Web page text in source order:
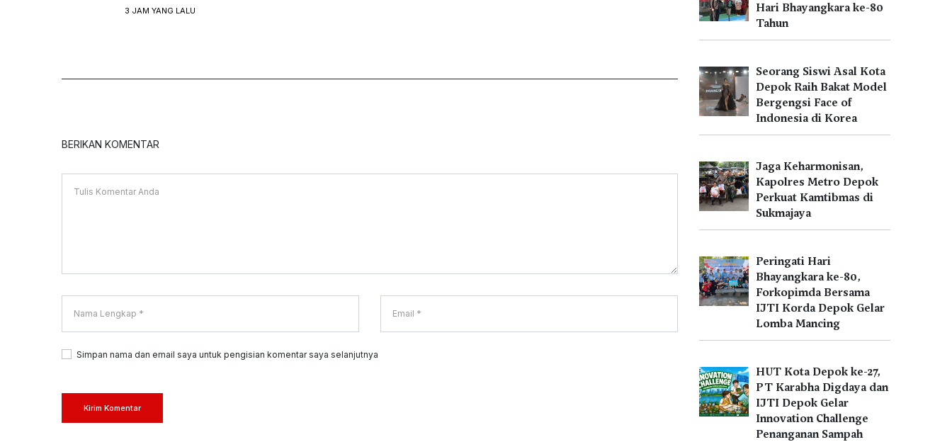
3 JAM YANG LALU
BERIKAN KOMENTAR
Simpan nama dan email saya untuk pengisian komentar saya selanjutnya
Kirim Komentar
Hari Bhayangkara ke-80
Tahun
Seorang Siswi Asal Kota
Depok Raih Bakat Model
Bergengsi Face of
Indonesia di Korea
Jaga Keharmonisan,
Kapolres Metro Depok
Perkuat Kamtibmas di
Sukmajaya
Peringati Hari
Bhayangkara ke-80,
Forkopimda Bersama
IJTI Korda Depok Gelar
Lomba Mancing
HUT Kota Depok ke-27,
PT Karabha Digdaya dan
IJTI Depok Gelar
Innovation Challenge
Penanganan Sampah